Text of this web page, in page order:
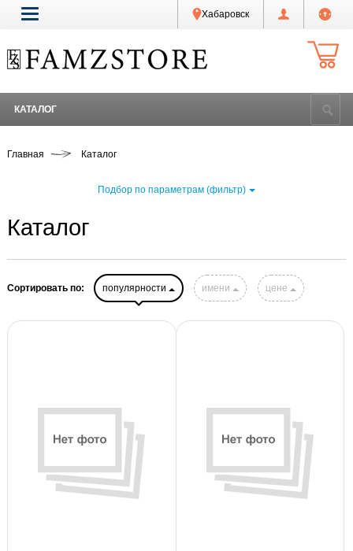
Хабаровск
КАТАЛОГ
Главная Каталог
Подбор по параметрам (фильтр)
Каталог
Сортировать по: популярности имени цене